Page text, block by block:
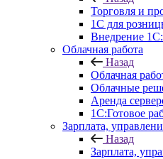
Торговля и
1С для
Внедрение
Облачная работа
Назад
Облачная
Облачные
Аренда
1C:Готовое
Зарплата,
Назад
Зарплата,